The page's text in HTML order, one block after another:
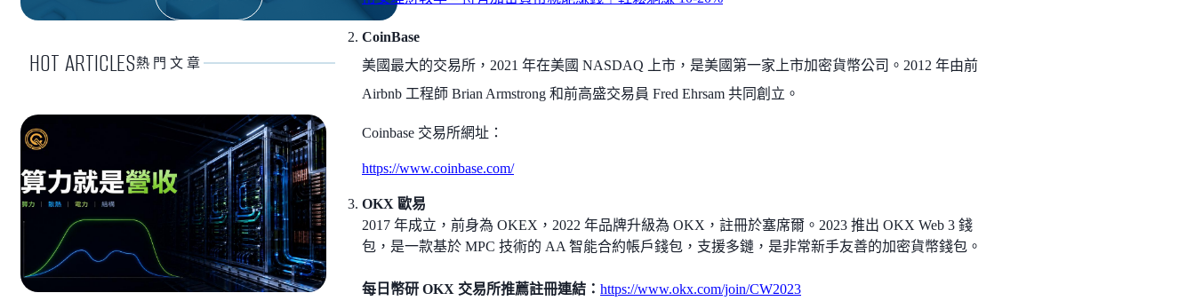
HOT ARTICLES熱門文章
CoinBase
美國最大的交易所，2021 年在美國 NASDAQ 上市，是美國第一家上市加密貨幣公司。2012 年由前
Airbnb 工程師 Brian Armstrong 和前高盛交易員 Fred Ehrsam 共同創立。
Coinbase 交易所網址：
https://www.coinbase.com/
OKX 歐易
2017 年成立，前身為 OKEX，2022 年品牌升級為 OKX，註冊於塞席爾。2023 推出 OKX Web 3 錢
包，是一款基於 MPC 技術的 AA 智能合約帳戶錢包，支援多鏈，是非常新手友善的加密貨幣錢包。
每日幣研 OKX 交易所推薦註冊連結： https://www.okx.com/join/CW2023